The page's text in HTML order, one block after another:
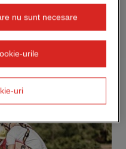
nu sunt necesare
urile
uri